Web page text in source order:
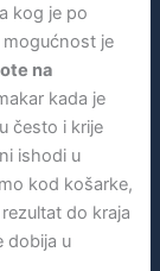
kog je po
mogućnost je
na
kada je
često i krije
ishodi u
kod košarke,
do kraja
dobija u